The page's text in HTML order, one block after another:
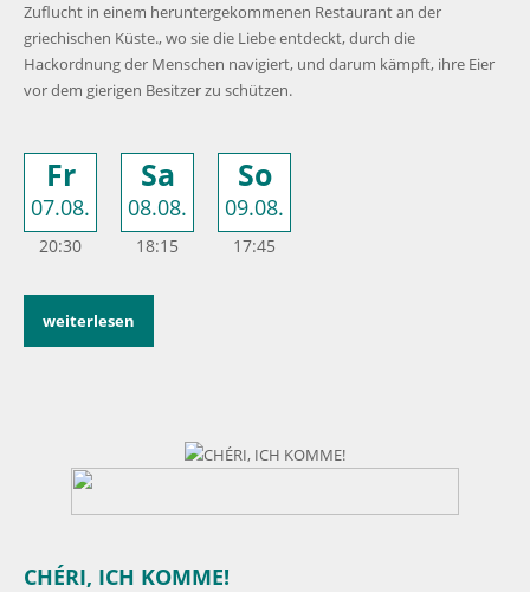
Zuflucht in einem heruntergekommenen Restaurant an der
griechischen Küste., wo sie die Liebe entdeckt, durch die
Hackordnung der Menschen navigiert, und darum kämpft, ihre Eier
vor dem gierigen Besitzer zu schützen.
Fr
07.08.
20:30
Sa
08.08.
18:15
So
09.08.
17:45
weiterlesen
CHÉRI, ICH KOMME!